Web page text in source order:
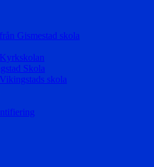
Gismestad skola
Skola
skola